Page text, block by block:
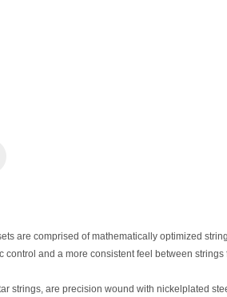
are comprised of mathematically optimized
and a more consistent feel between
strings, are precision wound with nickelplated